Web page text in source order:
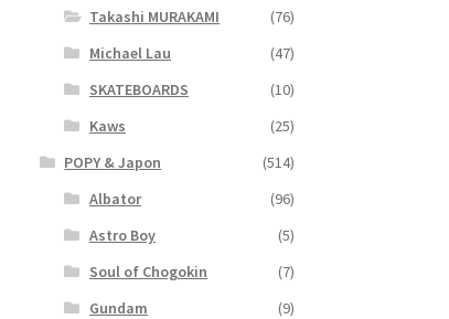
Takashi MURAKAMI
(76)
Michael Lau
(47)
SKATEBOARDS
(10)
Kaws
(25)
POPY & Japon
(514)
Albator
(96)
Astro Boy
(5)
Soul of Chogokin
(7)
Gundam
(9)